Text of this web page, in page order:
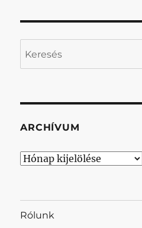
ARCHÍVUM
Archívum
Rólunk